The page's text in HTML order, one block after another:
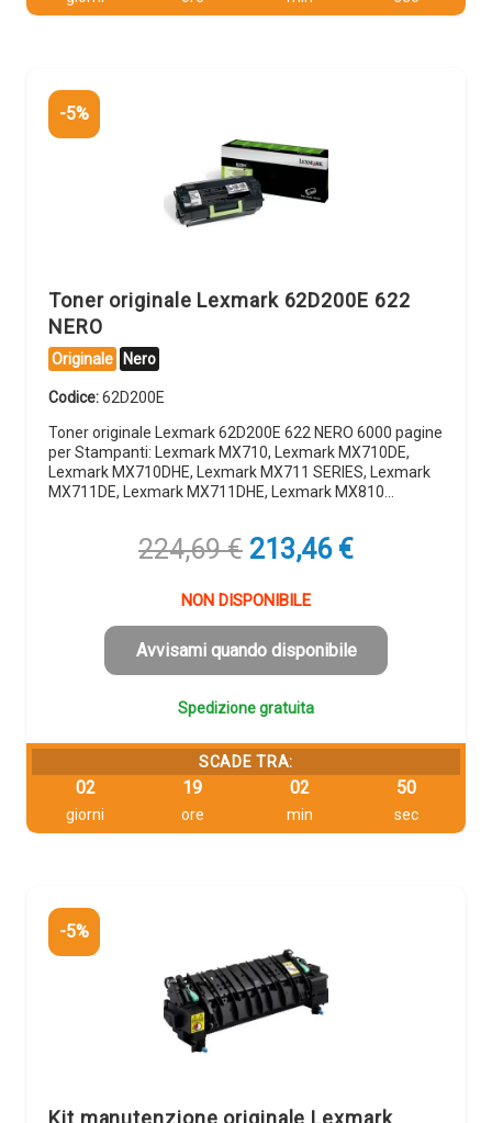
-5%
Toner originale Lexmark 62D200E 622
NERO
Originale Nero
Codice:62D200E
Toner originale Lexmark 62D200E 622 NERO 6000 pagine
per Stampanti: Lexmark MX710, Lexmark MX710DE,
Lexmark MX710DHE, Lexmark MX711 SERIES, Lexmark
MX711DE, Lexmark MX711DHE, Lexmark MX810…
224,69€ Il
prezzo
originale
era:
224,69 €.
213,46 €Il
è:
213,46 €.
NON DISPONIBILE
Avvisami quando disponibile
Spedizione gratuita
SCADE TRA:
02
giorni
19
ore
02
min
49
sec
-5%
Kit manutenzione originale Lexmark